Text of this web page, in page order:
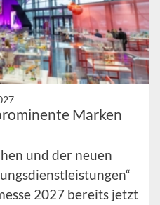
Marken
und der neuen
2027 bereits jetzt